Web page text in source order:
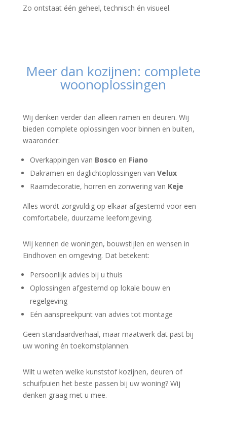
Zo ontstaat één geheel, technisch én visueel.
Meer dan kozijnen: complete
woonoplossingen
Wij denken verder dan alleen ramen en deuren. Wij
bieden complete oplossingen voor binnen en buiten,
waaronder:
Overkappingen van Bosco en Fiano
Dakramen en daglichtoplossingen van Velux
Raamdecoratie, horren en zonwering van Keje
Alles wordt zorgvuldig op elkaar afgestemd voor een
comfortabele, duurzame leefomgeving.
Wij kennen de woningen, bouwstijlen en wensen in
Eindhoven en omgeving. Dat betekent:
Persoonlijk advies bij u thuis
Oplossingen afgestemd op lokale bouw en
regelgeving
Eén aanspreekpunt van advies tot montage
Geen standaardverhaal, maar maatwerk dat past bij
uw woning én toekomstplannen.
Wilt u weten welke kunststof kozijnen, deuren of
schuifpuien het beste passen bij uw woning? Wij
denken graag met u mee.